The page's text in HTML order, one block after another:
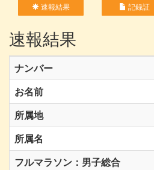
速報結果 記録証
速報結果
ナンバー
お名前
所属地
所属名
フルマラソン：男子総合